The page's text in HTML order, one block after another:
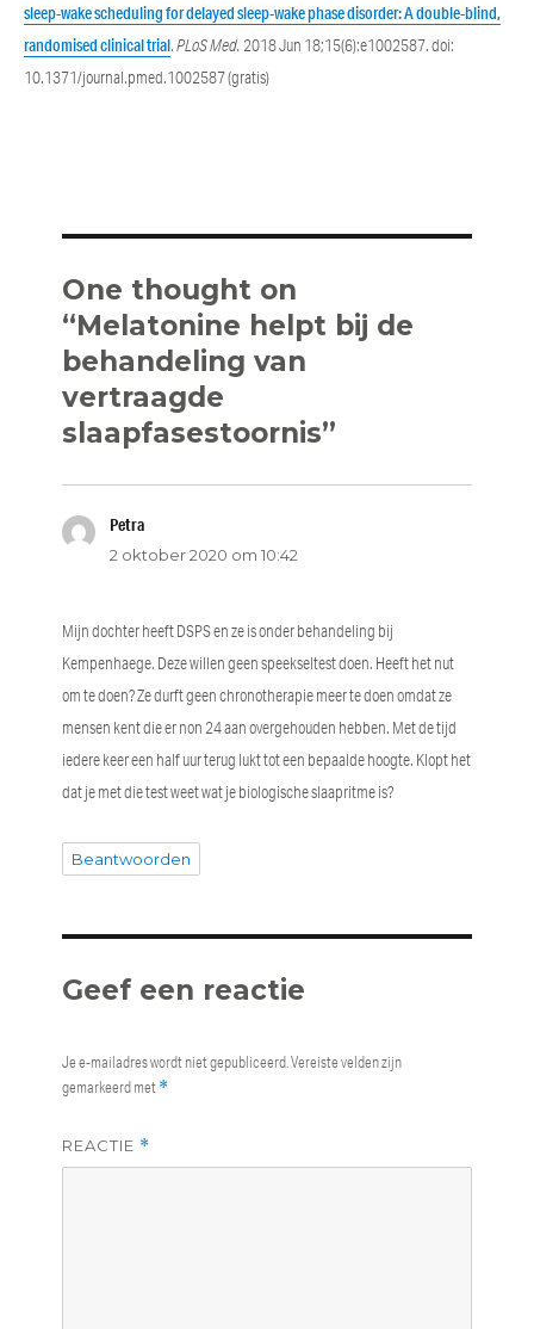
sleep-wake scheduling for delayed sleep-wake phase disorder: A double-blind,
randomised clinical trial.PLoS Med. 2018 Jun 18;15(6):e1002587. doi:
10.1371/journal.pmed.1002587 (gratis)
One thought on
“Melatonine helpt bij de
behandeling van
vertraagde
slaapfasestoornis”
Petraschreef:
2 oktober 2020 om 10:42
Mijn dochter heeft DSPS en ze is onder behandeling bij
Kempenhaege. Deze willen geen speekseltest doen. Heeft het nut
om te doen? Ze durft geen chronotherapie meer te doen omdat ze
mensen kent die er non 24 aan overgehouden hebben. Met de tijd
iedere keer een half uur terug lukt tot een bepaalde hoogte. Klopt het
dat je met die test weet wat je biologische slaapritme is?
Beantwoorden
Geef een reactie
Je e-mailadres wordt niet gepubliceerd.Vereiste velden zijn
gemarkeerd met*
REACTIE *